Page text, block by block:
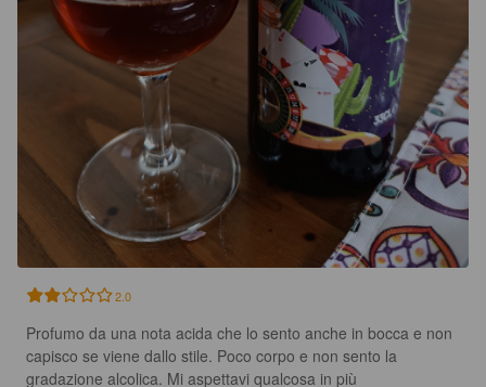
2.0
Profumo da una nota acida che lo sento anche in bocca e non
capisco se viene dallo stile. Poco corpo e non sento la
gradazione alcolica. Mi aspettavi qualcosa in più